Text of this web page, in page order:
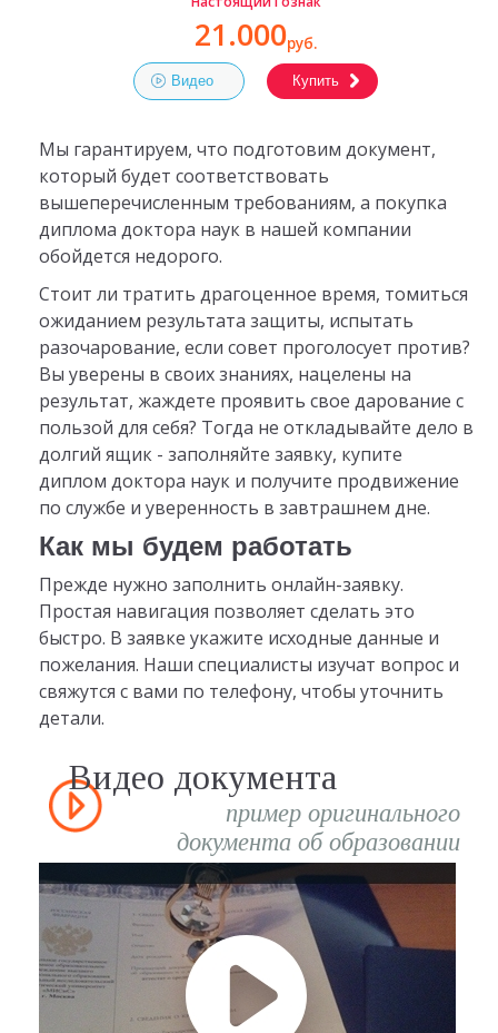
21.000руб.
Видео Купить
Мы гарантируем, что подготовим документ,
который будет соответствовать
вышеперечисленным требованиям, а покупка
диплома доктора наук в нашей компании
обойдется недорого.
Стоит ли тратить драгоценное время, томиться
ожиданием результата защиты, испытать
разочарование, если совет проголосует против?
Вы уверены в своих знаниях, нацелены на
результат, жаждете проявить свое дарование с
пользой для себя? Тогда не откладывайте дело в
долгий ящик - заполняйте заявку, купите
диплом доктора наук и получите продвижение
по службе и уверенность в завтрашнем дне.
Как мы будем работать
Прежде нужно заполнить онлайн-заявку.
Простая навигация позволяет сделать это
быстро. В заявке укажите исходные данные и
пожелания. Наши специалисты изучат вопрос и
свяжутся с вами по телефону, чтобы уточнить
детали.
Видео документа
пример оригинального
документа об образовании